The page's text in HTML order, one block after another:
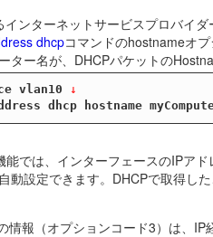
ンターネットサービスプロバイ
dhcpコマンドのhostnameオ
ター名が、DHCPパケットの
vlan10 ↓
dhcp hostname
では、インターフェースのIPア
動設定できます。DHCPで取得し
情報（オプションコード3）は、